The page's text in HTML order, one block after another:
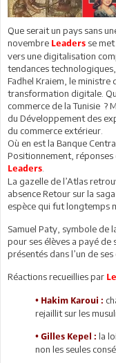
Que serait un pays sans
novembre Leaders se
vers une digitalisation
tendances
Fadhel Kraiem, le ministre
transformation digitale.
commerce de la Tunisie ?
du Développement des
du commerce extérieur.
Où en est la Banque
Positionnement,
Leaders
La gazelle de l’Atlas
absence Retour sur la
espèce qui fut longtemps
Samuel Paty, symbole de
pour ses élèves a payé de
présentés dans l’un de ses
Réactions recueillies par
• Hakim Karoui :
rejaillit sur les
• Gilles Kepel : la
non les seules